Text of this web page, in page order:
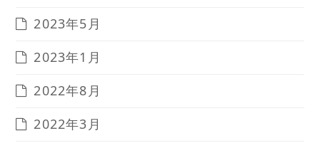
2023年5月
2023年1月
2022年8月
2022年3月